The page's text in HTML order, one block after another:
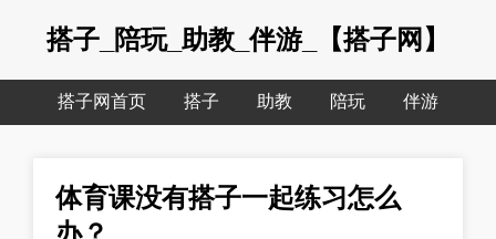
搭子_陪玩_助教_伴游_【搭子网】
搭子网首页 搭子 助教 陪玩 伴游
体育课没有搭子一起练习怎么
办？